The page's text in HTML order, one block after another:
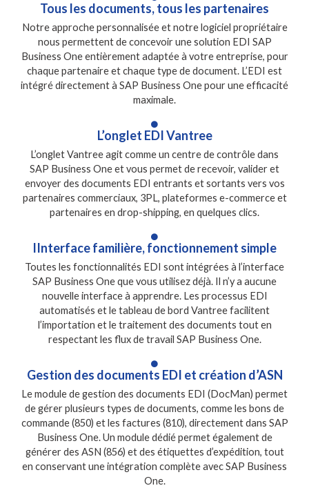
Tous les documents, tous les partenaires
Notre approche personnalisée et notre logiciel propriétaire
nous permettent de concevoir une solution EDI SAP
Business One entièrement adaptée à votre entreprise, pour
chaque partenaire et chaque type de document. L’EDI est
intégré directement à SAP Business One pour une efficacité
maximale.
L’onglet EDI Vantree
L’onglet Vantree agit comme un centre de contrôle dans
SAP Business One et vous permet de recevoir, valider et
envoyer des documents EDI entrants et sortants vers vos
partenaires commerciaux, 3PL, plateformes e-commerce et
partenaires en drop-shipping, en quelques clics.
IInterface familière, fonctionnement simple
Toutes les fonctionnalités EDI sont intégrées à l’interface
SAP Business One que vous utilisez déjà. Il n’y a aucune
nouvelle interface à apprendre. Les processus EDI
automatisés et le tableau de bord Vantree facilitent
l’importation et le traitement des documents tout en
respectant les flux de travail SAP Business One.
Gestion des documents EDI et création d’ASN
Le module de gestion des documents EDI (DocMan) permet
de gérer plusieurs types de documents, comme les bons de
commande (850) et les factures (810), directement dans SAP
Business One. Un module dédié permet également de
générer des ASN (856) et des étiquettes d’expédition, tout
en conservant une intégration complète avec SAP Business
One.